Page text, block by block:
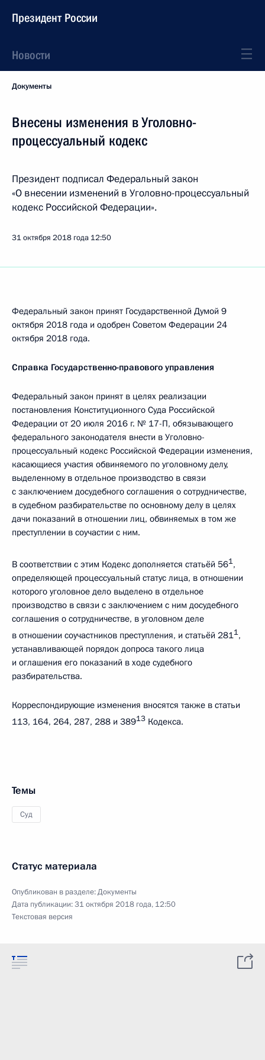
Президент России
Новости
Документы
Внесены изменения в Уголовно-
процессуальный кодекс
Президент подписал Федеральный закон
«О внесении изменений в Уголовно-процессуальный
кодекс Российской Федерации».
31 октября 2018 года 12:50
Федеральный закон принят Государственной Думой 9
октября 2018 года и одобрен Советом Федерации 24
октября 2018 года.
Справка Государственно-правового управления
Федеральный закон принят в целях реализации
постановления Конституционного Суда Российской
Федерации от 20 июля 2016 г. № 17-П, обязывающего
федерального законодателя внести в Уголовно-
процессуальный кодекс Российской Федерации изменения,
касающиеся участия обвиняемого по уголовному делу,
выделенному в отдельное производство в связи
с заключением досудебного соглашения о сотрудничестве,
в судебном разбирательстве по основному делу в целях
дачи показаний в отношении лиц, обвиняемых в том же
преступлении в соучастии с ним.
В соответствии с этим Кодекс дополняется статьёй 561,
определяющей процессуальный статус лица, в отношении
которого уголовное дело выделено в отдельное
производство в связи с заключением с ним досудебного
соглашения о сотрудничестве, в уголовном деле
в отношении соучастников преступления, и статьёй 2811,
устанавливающей порядок допроса такого лица
и оглашения его показаний в ходе судебного
разбирательства.
Корреспондирующие изменения вносятся также в статьи
113, 164, 264, 287, 288 и 38913 Кодекса.
Темы
Суд
Статус материала
Опубликован в разделе:Документы
Дата публикации:31 октября 2018 года, 12:50
Текстовая версия